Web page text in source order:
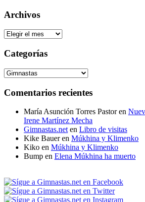
Archivos
Archivos
Categorías
Categorías
Comentarios recientes
María Asunción Torres Pastoren
Irene Martínez Mecha
Gimnastas.net en Libro de visitas
Kike Baueren Múkhina y Klimenko
Kiko en Múkhina y Klimenko
Bump en Elena Múkhina ha muerto